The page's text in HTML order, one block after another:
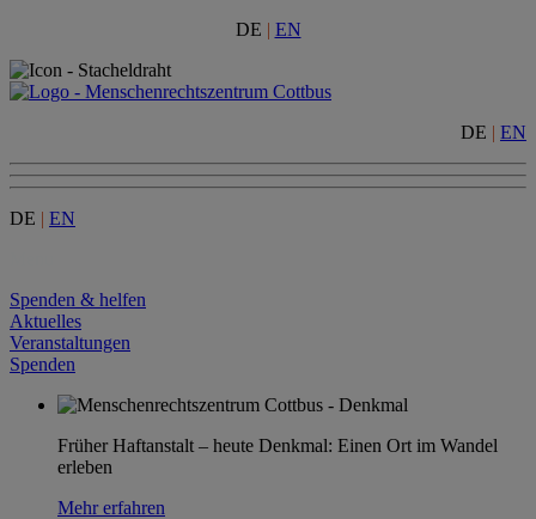
DE | EN
DE | EN
DE | EN
Spenden & helfen
Aktuelles
Veranstaltungen
Spenden
Früher Haftanstalt – heute Denkmal: Einen Ort im Wandel
erleben
Mehr erfahren